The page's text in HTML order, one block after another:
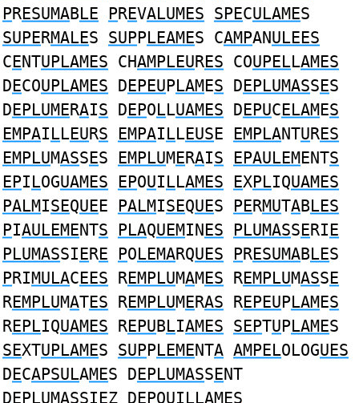
PRESUMABLE PREVALUMES SPECULAMES
SUPERMALES SUPPLEAMES CAMPANULEES
CENTUPLAMES CHAMPLEURES COUPELLAMES
DECOUPLAMES DEPEUPLAMES DEPLUMASSES
DEPLUMERAIS DEPOLLUAMES DEPUCELAMES
EMPAILLEURS EMPAILLEUSE EMPLANTURES
EMPLUMASSES EMPLUMERAIS EPAULEMENTS
EPILOGUAMES EPOUILLAMES EXPLIQUAMES
PALMISEQUEE PALMISEQUES PERMUTABLES
PIAULEMENTS PLAQUEMINES PLUMASSERIE
PLUMASSIERE POLEMARQUES PRESUMABLES
PRIMULACEES REMPLUMAMES REMPLUMASSE
REMPLUMATES REMPLUMERAS REPEUPLAMES
REPLIQUAMES REPUBLIAMES SEPTUPLAMES
SEXTUPLAMES SUPPLEMENTA AMPELOLOGUES
DECAPSULAMES DEPLUMASSENT
DEPLUMASSIEZ DEPOUILLAMES